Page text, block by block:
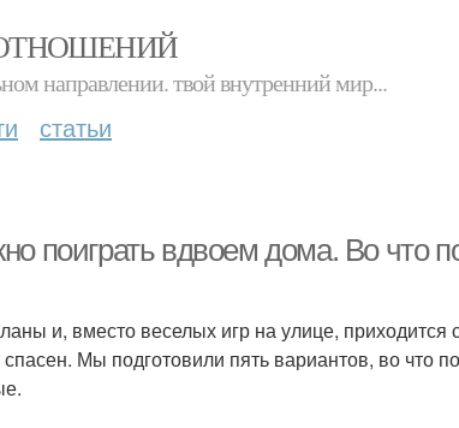
направлении. твой внутренний мир...
статьи
поиграть вдвоем дома. Во что
и, вместо веселых игр на улице, приходится
Мы подготовили пять вариантов, во что